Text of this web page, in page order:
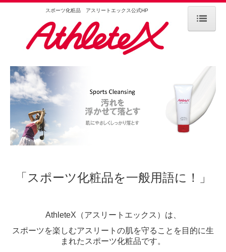
Home
スポーツ化粧品の機能
AthleteXの使い方と肌へのこだわり
商品情報
阿部 速秀 選手
取扱店舗情報
お問い合わせ
スポーツ化粧品 アスリートエックス公式HP
「スポーツ化粧品を一般用語に！」
AthleteX（アスリートエックス）は、
スポーツを楽しむアスリートの肌を守ることを目的に生
まれたスポーツ化粧品です。